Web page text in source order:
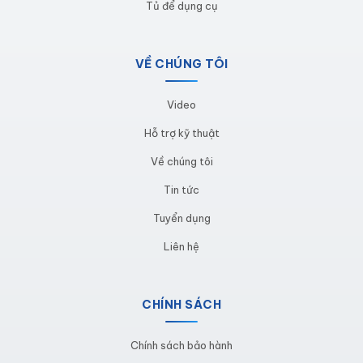
ắc quy xe nâng điện, xe đẩy công nghiệp.
>> Xem thêm: Báo giátủ điện công nghiệp
Hình ảnh & Video sản phẩm tủ sạc
ắc quy do Cinvico sản xuất
Tủ để dụng cụ
VỀ CHÚNG TÔI
Video
Hỗ trợ kỹ thuật
Về chúng tôi
Tin tức
Tuyển dụng
Liên hệ
CHÍNH SÁCH
Chính sách bảo hành